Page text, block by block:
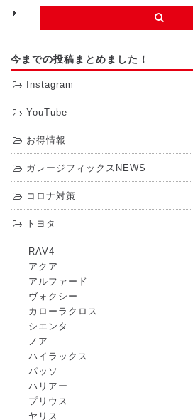
今までの投稿まとめました！
Instagram
YouTube
お得情報
ガレージフィックスNEWS
コロナ対策
トヨタ
RAV4
アクア
アルファード
ヴォクシー
カローラクロス
シエンタ
ノア
ハイラックス
パッソ
ハリアー
プリウス
ヤリス